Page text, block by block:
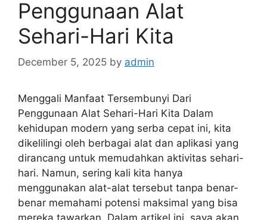
Penggunaan Alat
Sehari-Hari Kita
December 5, 2025 by admin
Menggali Manfaat Tersembunyi Dari
Penggunaan Alat Sehari-Hari Kita Dalam
kehidupan modern yang serba cepat ini, kita
dikelilingi oleh berbagai alat dan aplikasi yang
dirancang untuk memudahkan aktivitas sehari-
hari. Namun, sering kali kita hanya
menggunakan alat-alat tersebut tanpa benar-
benar memahami potensi maksimal yang bisa
mereka tawarkan. Dalam artikel ini, saya akan